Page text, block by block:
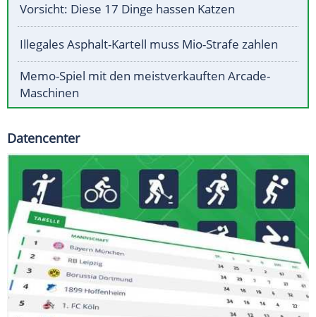
Vorsicht: Diese 17 Dinge hassen Katzen
Illegales Asphalt-Kartell muss Mio-Strafe zahlen
Memo-Spiel mit den meistverkauften Arcade-
Maschinen
Datencenter